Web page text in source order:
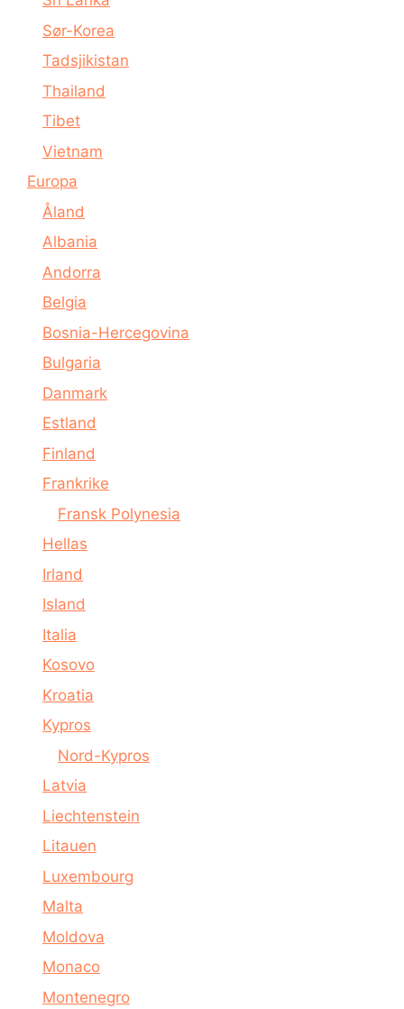
Sør-Korea
Tadsjikistan
Thailand
Tibet
Vietnam
Europa
Åland
Albania
Andorra
Belgia
Bosnia-Hercegovina
Bulgaria
Danmark
Estland
Finland
Frankrike
Fransk Polynesia
Hellas
Irland
Island
Italia
Kosovo
Kroatia
Kypros
Nord-Kypros
Latvia
Liechtenstein
Litauen
Luxembourg
Malta
Moldova
Monaco
Montenegro